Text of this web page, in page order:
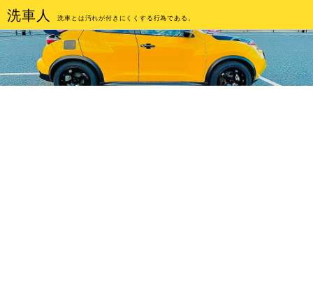
洗車人 洗車とは汚れが付きにくくする行為である。